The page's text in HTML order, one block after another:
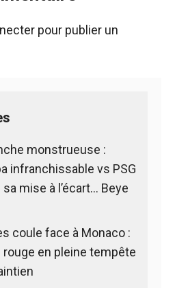
pour publier un
monstrueuse :
infranchissable vs PSG
sa mise à l’écart… Beye
coule face à Monaco :
rouge en pleine tempête